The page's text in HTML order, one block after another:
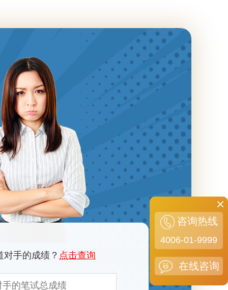
对手的成绩？ 点击查询
咨询热线
4006-01-9999
在线咨询